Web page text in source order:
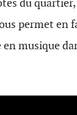
du
permet
musique